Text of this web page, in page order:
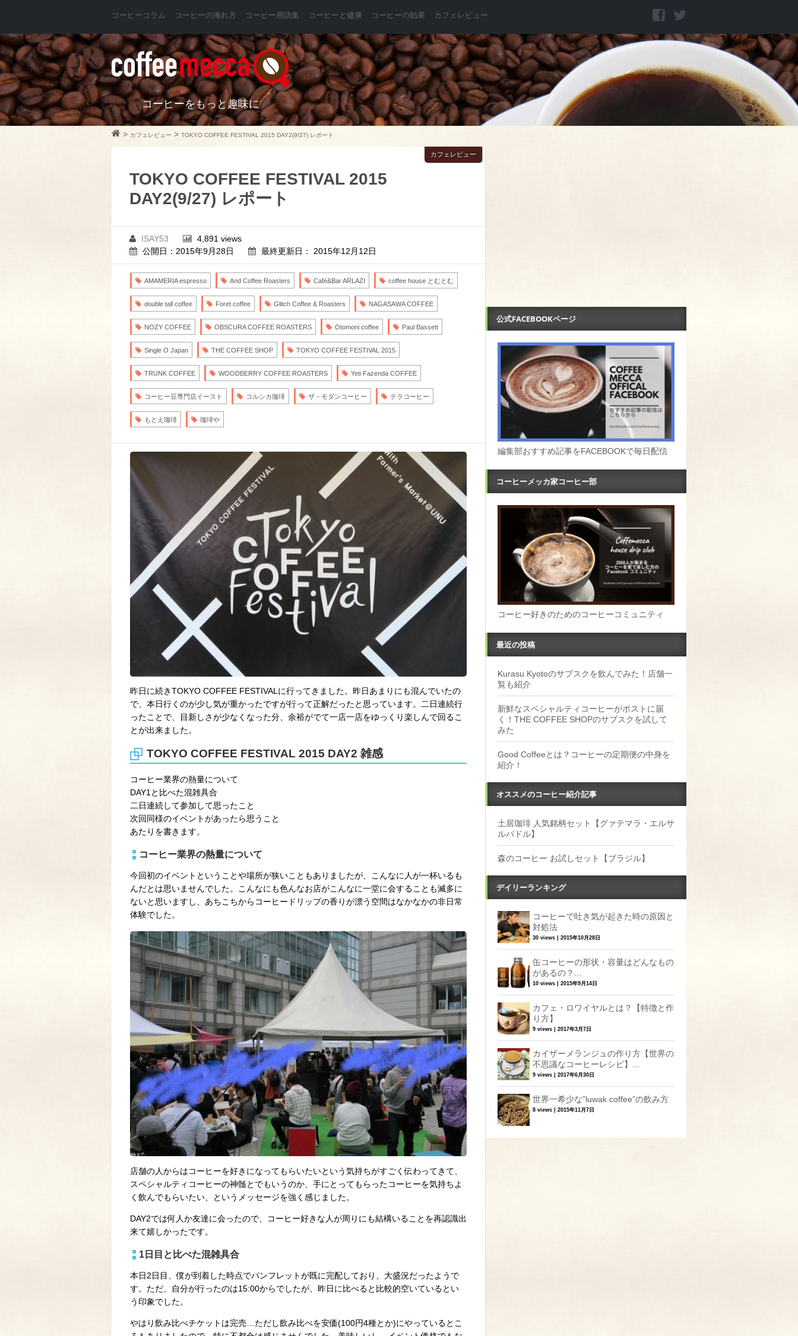
コーヒーコラム コーヒーの淹れ方 コーヒー用語集 コーヒーと健康 コーヒーの効果 カフェレビュー
コーヒーをもっと趣味に
> カフェレビュー > TOKYO COFFEE FESTIVAL 2015 DAY2(9/27) レポート
TOKYO COFFEE FESTIVAL 2015
DAY2(9/27) レポート
カフェレビュー
ISAY53
4,891 views
公開日：2015年9月28日
最終更新日： 2015年12月12日
AMAMERIA espresso And Coffee Roasters Café&Bar ARLAZI coffee house とむとむ
double tall coffee Foret coffee Glitch Coffee & Roasters NAGASAWA COFFEE
NOZY COFFEE OBSCURA COFFEE ROASTERS Otomoni coffee Paul Bassett
Single O Japan THE COFFEE SHOP TOKYO COFFEE FESTIVAL 2015
TRUNK COFFEE WOODBERRY COFFEE ROASTERS Yeti Fazenda COFFEE
コーヒー豆専門店イースト コルシカ珈琲 ザ・モダンコーヒー テラコーヒー
もとえ珈琲 珈琲や
昨日に続きTOKYO COFFEE FESTIVALに行ってきました。昨日あまりにも混んでいたの
で、本日行くのが少し気が重かったですが行って正解だったと思っています。二日連続行
ったことで、目新しさが少なくなった分、余裕がでて一店一店をゆっくり楽しんで回るこ
とが出来ました。
TOKYO COFFEE FESTIVAL 2015 DAY2 雑感
コーヒー業界の熱量について
DAY1と比べた混雑具合
二日連続して参加して思ったこと
次回同様のイベントがあったら思うこと
あたりを書きます。
コーヒー業界の熱量について
今回初のイベントということや場所が狭いこともありましたが、こんなに人が一杯いるも
んだとは思いませんでした。こんなにも色んなお店がこんなに一堂に会することも滅多に
ないと思いますし、あちこちからコーヒードリップの香りが漂う空間はなかなかの非日常
体験でした。
店舗の人からはコーヒーを好きになってもらいたいという気持ちがすごく伝わってきて、
スペシャルティコーヒーの神髄とでもいうのか、手にとってもらったコーヒーを気持ちよ
く飲んでもらいたい、というメッセージを強く感じました。
DAY2では何人か友達に会ったので、コーヒー好きな人が周りにも結構いることを再認識出
来て嬉しかったです。
1日目と比べた混雑具合
本日2日目、僕が到着した時点でパンフレットが既に完配しており、大盛況だったようで
す。ただ、自分が行ったのは15:00からでしたが、昨日に比べると比較的空いているとい
う印象でした。
やはり飲み比べチケットは完売…ただし飲み比べを安価(100円4種とか)にやっているとこ
公式FACEBOOKページ
編集部おすすめ記事をFACEBOOKで毎日配信
コーヒーメッカ家コーヒー部
コーヒー好きのためのコーヒーコミュニティ
最近の投稿
Kurasu Kyotoのサブスクを飲んでみた！店舗一
覧も紹介
新鮮なスペシャルティコーヒーがポストに届
く！THE COFFEE SHOPのサブスクを試して
みた
Good Coffeeとは？コーヒーの定期便の中身を
紹介！
オススメのコーヒー紹介記事
土居珈琲 人気銘柄セット【グァテマラ・エルサ
ルバドル】
森のコーヒー お試しセット【ブラジル】
デイリーランキング
コーヒーで吐き気が起きた時の原因と
対処法
30 views 2015年10月28日
缶コーヒーの形状・容量はどんなもの
があるの？...
10 views 2015年9月14日
カフェ・ロワイヤルとは？【特徴と作
り方】
9 views 2017年3月7日
カイザーメランジュの作り方【世界の
不思議なコーヒーレシピ】...
9 views 2017年6月30日
世界一希少な”luwak coffee”の飲み方
8 views 2015年11月7日